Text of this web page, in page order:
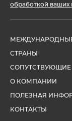
обработкой ваших
СТРАНЫ
СОПУТСТВУЮЩИЕ
О КОМПАНИИ
ПОЛЕЗНАЯ
КОНТАКТЫ